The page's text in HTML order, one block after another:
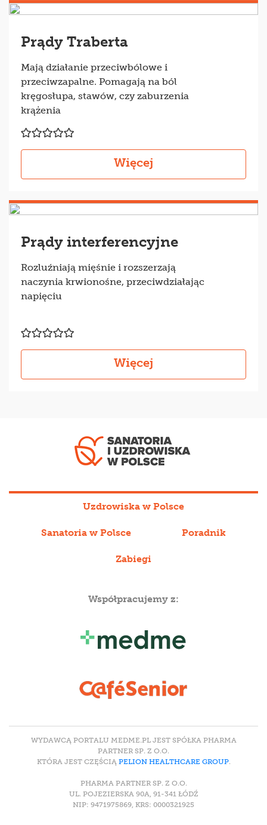
Prądy Traberta
Mają działanie przeciwbólowe i
przeciwzapalne. Pomagają na ból
kręgosłupa, stawów, czy zaburzenia
krążenia
Więcej
Prądy interferencyjne
Rozluźniają mięśnie i rozszerzają
naczynia krwionośne, przeciwdziałając
napięciu
Więcej
Uzdrowiska w Polsce
Sanatoria w Polsce Poradnik
Zabiegi
Współpracujemy z:
WYDAWCĄ PORTALU MEDME.PL JEST SPÓŁKA PHARMA
PARTNER SP. Z O.O.
KTÓRA JEST CZĘŚCIĄ PELION HEALTHCARE GROUP.
PHARMA PARTNER SP. Z O.O.
UL. POJEZIERSKA 90A, 91-341 ŁÓDŹ
NIP: 9471975869, KRS: 0000321925